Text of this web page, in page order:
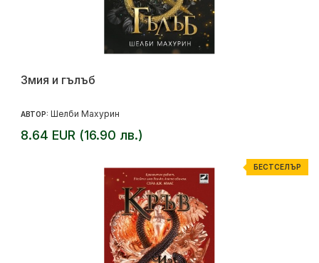
Змия и гълъб
АВТОР: Шелби Махурин
8.64 EUR (16.90 лв.)
БЕСТСЕЛЪР